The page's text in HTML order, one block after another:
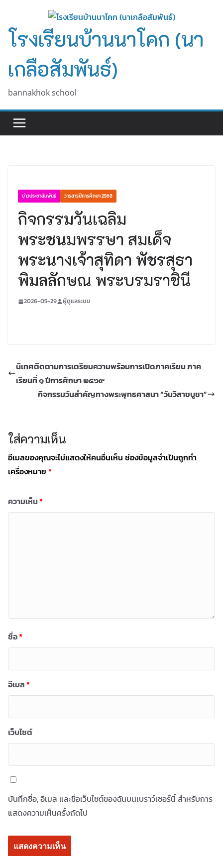
content
โรงเรียนบ้านนาโคก (นา
เกลือสัมพันธ์)
bannakhok school
ข่าวประชาสัมพันธ์ วารสารปีการศึกษา 2568
กิจกรรมวันเฉลิม
พระชนมพรรษา สมเด็จ
พระนางเจ้าสุทิดา พัชรสุธา
พิมลลักษณ พระบรมราชินี
2026-05-29 ผู้ดูแลระบบ
นิเทศติดตามการเตรียมความพร้อมการเปิดภาคเรียน ภาค
เรียนที่ ๑ ปีการศึกษา ๒๕๖๙
กิจกรรมวันสำคัญทางพระพุทธศาสนา “วันวิสาขบูชา”
ใส่ความเห็น
อีเมลของคุณจะไม่แสดงให้คนอื่นเห็น ช่องข้อมูลจำเป็นถูกทำ
เครื่องหมาย *
ความเห็น*
ชื่อ*
อีเมล*
เว็บไซต์
บันทึกชื่อ, อีเมล และชื่อเว็บไซต์ของฉันบนเบราว์เซอร์นี้ สำหรับการ
แสดงความเห็นครั้งถัดไป